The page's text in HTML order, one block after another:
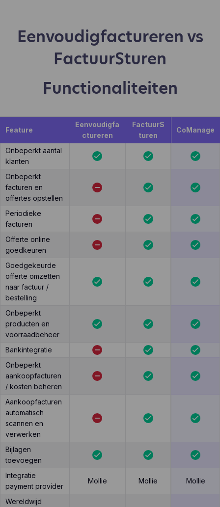
Eenvoudigfactureren vs
FactuurSturen
Functionaliteiten
Feature
Eenvoudigfa
ctureren
FactuurS
turen
CoManage
Onbeperkt aantal
klanten
Onbeperkt
facturen en
offertes opstellen
Periodieke
facturen
Offerte online
goedkeuren
Goedgekeurde
offerte omzetten
naar factuur /
bestelling
Onbeperkt
producten en
voorraadbeheer
Bankintegratie
Onbeperkt
aankoopfacturen
/ kosten beheren
Aankoopfacturen
automatisch
scannen en
verwerken
Bijlagen
toevoegen
Integratie
payment provider
Mollie Mollie Mollie
Wereldwijd